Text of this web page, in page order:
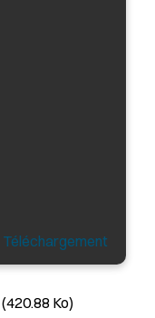
Téléchargement
(420.88 Ko)